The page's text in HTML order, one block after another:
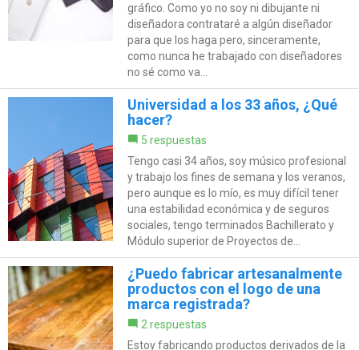
gráfico. Como yo no soy ni dibujante ni
diseñadora contrataré a algún diseñador
para que los haga pero, sinceramente,
como nunca he trabajado con diseñadores
no sé como va...
Universidad a los 33 años, ¿Qué
hacer?
5 respuestas
Tengo casi 34 años, soy músico profesional
y trabajo los fines de semana y los veranos,
pero aunque es lo mío, es muy difícil tener
una estabilidad económica y de seguros
sociales, tengo terminados Bachillerato y
Módulo superior de Proyectos de...
¿Puedo fabricar artesanalmente
productos con el logo de una
marca registrada?
2 respuestas
Estoy fabricando productos derivados de la